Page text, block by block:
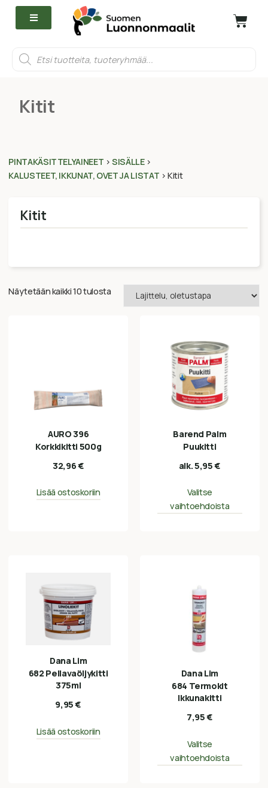
Kitit
PINTAKÄSITTELYAINEET >SISÄLLE>
KALUSTEET, IKKUNAT, OVET JA LISTAT >Kitit
Kitit
Näytetään kaikki 10 tulosta
AURO 396
Korkkikitti 500g
32,96€
Lisää ostoskoriin
Barend Palm
Puukitti
alk.5,95€
Valitse
vaihtoehdoista
Dana Lim
682 Pellavaöljykitti
375ml
9,95€
Lisää ostoskoriin
Dana Lim
684 Termokit
Ikkunakitti
7,95€
Valitse
vaihtoehdoista